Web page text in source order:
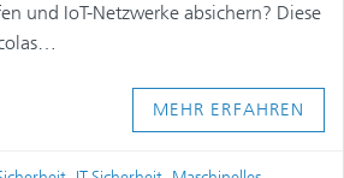
und IoT-Netzwerke absichern? Diese
MEHR ERFAHREN